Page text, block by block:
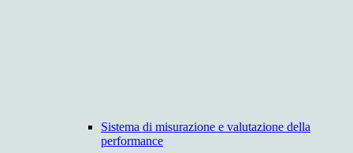
Sistema di misurazione e valutazione della
performance